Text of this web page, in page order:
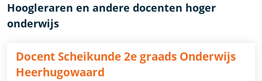
Hoogleraren en andere docenten hoger
onderwijs
Docent Scheikunde 2e graads Onderwijs
Heerhugowaard